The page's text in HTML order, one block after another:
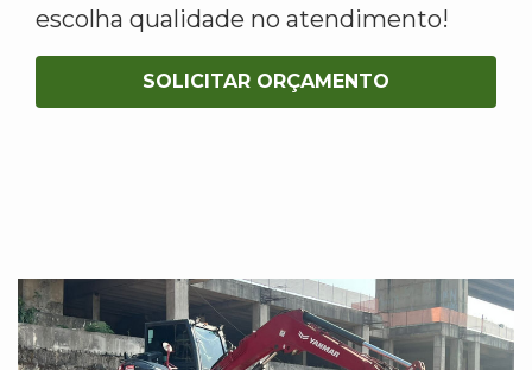
escolha qualidade no atendimento!
SOLICITAR ORÇAMENTO